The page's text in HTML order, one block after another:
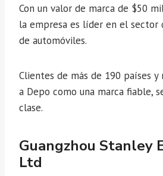
Con un valor de marca de $50
la empresa es líder en el sector
de automóviles.
Clientes de más de 190 países
a Depo como una marca fiable,
clase.
Guangzhou Stanley
Ltd